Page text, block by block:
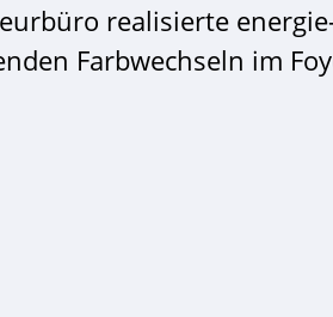
realisierte
Farbwechseln im